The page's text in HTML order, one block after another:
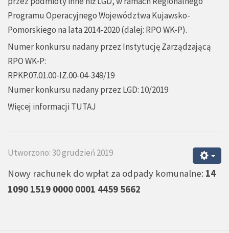
Programu Operacyjnego Województwa Kujawsko-
Pomorskiego na lata 2014-2020 (dalej: RPO WK-P).
Numer konkursu nadany przez Instytucję Zarządzającą
RPO WK-P:
RPKP.07.01.00-IZ.00-04-349/19
Numer konkursu nadany przez LGD: 10/2019
Więcej informacji TUTAJ
Utworzono: 30 grudzień 2019
Nowy rachunek do wpłat za odpady komunalne: 14
1090 1519 0000 0001 4459 5662